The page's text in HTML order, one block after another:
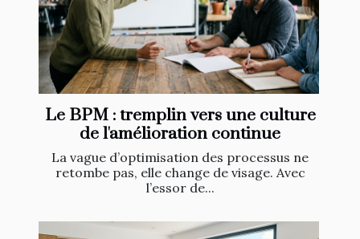
Le BPM : tremplin vers une culture
de l'amélioration continue
La vague d’optimisation des processus ne
retombe pas, elle change de visage. Avec
l’essor de...